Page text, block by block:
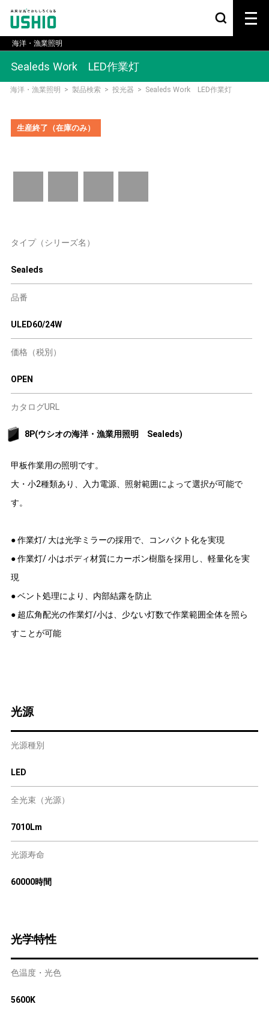
海洋・漁業照明
Sealeds Work LED作業灯
海洋・漁業照明 > 製品検索 > 投光器 > Sealeds Work LED作業灯
生産終了（在庫のみ）
タイプ（シリーズ名）
Sealeds
品番
ULED60/24W
価格（税別）
OPEN
カタログURL
8P(ウシオの海洋・漁業用照明 Sealeds)
甲板作業用の照明です。
大・小2種類あり、入力電源、照射範囲によって選択が可能で
す。
● 作業灯/ 大は光学ミラーの採用で、コンパクト化を実現
● 作業灯/ 小はボディ材質にカーボン樹脂を採用し、軽量化を実
現
● ベント処理により、内部結露を防止
● 超広角配光の作業灯/小は、少ない灯数で作業範囲全体を照ら
すことが可能
光源
光源種別
LED
全光束（光源）
7010Lm
光源寿命
60000時間
光学特性
色温度・光色
5600K